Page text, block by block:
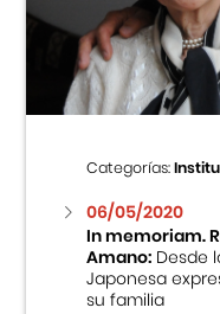
Centro Cultural
Cursos
Museo de la
Fondo Editorial
Teatro
Categorías:
06/05/2020
In memoriam.
Amano:Desde
Japonesa
su familia